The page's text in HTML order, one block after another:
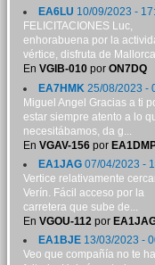
EA6LU 10/09/2023 -
FELICITACIONES Luc,
enhorabuena por la
vértice, disfruta de
En VGIB-010por ON7DQ
EA7HMK 25/08/2023 -
Miguel Angel Gracias a ti
estar siempre atento a lo
necesitábamos, da g...
En VGAV-156por
EA1JAG07/04/2023 -
Vertice relativamente
Verín. Fácil acceso por la
carretera que sube de...
En VGOU-112por
EA1BJE13/03/2023 -
Veo que compañía no te ha